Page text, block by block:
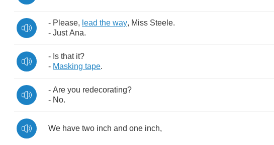
- Please, lead the way, Miss Steele.
- Just Ana.
- Is that it?
- Masking tape.
- Are you redecorating?
- No.
We have two inch and one inch,